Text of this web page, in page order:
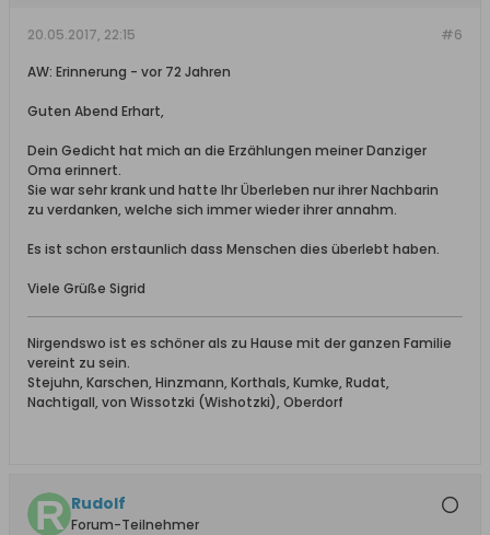
#6
20.05.2017, 22:15
AW: Erinnerung - vor 72 Jahren
Guten Abend Erhart,
Dein Gedicht hat mich an die Erzählungen meiner Danziger
Oma erinnert.
Sie war sehr krank und hatte Ihr Überleben nur ihrer Nachbarin
zu verdanken, welche sich immer wieder ihrer annahm.
Es ist schon erstaunlich dass Menschen dies überlebt haben.
Viele Grüße Sigrid
Nirgendswo ist es schöner als zu Hause mit der ganzen Familie
vereint zu sein.
Stejuhn, Karschen, Hinzmann, Korthals, Kumke, Rudat,
Nachtigall, von Wissotzki (Wishotzki), Oberdorf
Rudolf
Forum-Teilnehmer